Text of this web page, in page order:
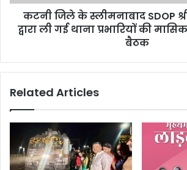
कटनी जिले के स्लीमनाबाद SDOP
द्वारा ली गई थाना प्रभारियों की
बैठक
Related Articles